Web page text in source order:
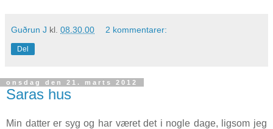
Guðrun J kl. 08.30.00 2 kommentarer:
Del
onsdag den 21. marts 2012
Saras hus
Min datter er syg og har været det i nogle dage, ligsom jeg